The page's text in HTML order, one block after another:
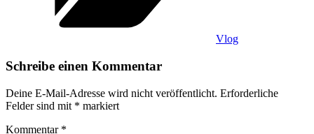
Vlog
Schreibe einen Kommentar
Deine E-Mail-Adresse wird nicht veröffentlicht. Erforderliche
Felder sind mit * markiert
Kommentar *